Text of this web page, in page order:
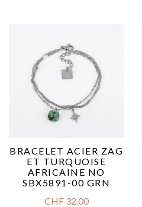
BRACELET ACIER ZAG
ET TURQUOISE
AFRICAINE NO
SBX5891-00 GRN
CHF32.00